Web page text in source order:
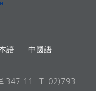
語 中國語
347-11
T 02)793-